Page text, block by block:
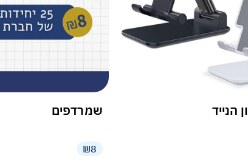
הנייד שמרדפים
₪8